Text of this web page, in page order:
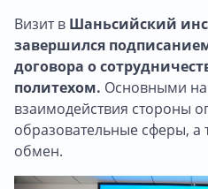
Визит в Шаньсийский
завершился
договора о
политехом. Основными
взаимодействия стороны
образовательные сферы,
обмен.